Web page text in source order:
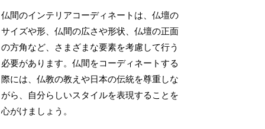
仏間のインテリアコーディネートは、仏壇の
サイズや形、仏間の広さや形状、仏壇の正面
の方角など、さまざまな要素を考慮して行う
必要があります。仏間をコーディネートする
際には、仏教の教えや日本の伝統を尊重しな
がら、自分らしいスタイルを表現することを
心がけましょう。